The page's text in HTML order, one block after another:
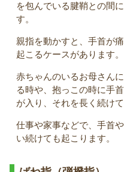
を包んでいる腱鞘との間
す。
親指を動かすと、手首が
起こるケースがあります。
赤ちゃんのいるお母さん
る時や、抱っこの時に手
が入り、それを長く続け
仕事や家事などで、手首
い続けても起こります。